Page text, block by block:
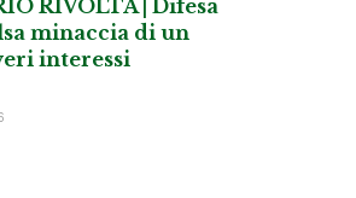
RIVOLTA | Difesa
minaccia di un
interessi